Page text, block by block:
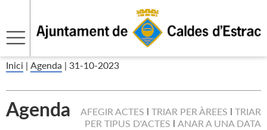
Inici | Agenda | 31-10-2023
Agenda AFEGIR ACTES TRIAR PER ÀREES
TRIAR
PER TIPUS D'ACTES
ANAR A UNA DATA